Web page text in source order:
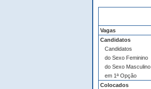
Vagas
Candidatos
Candidatos
do Sexo Feminino
do Sexo Masculino
em 1ª Opção
Colocados